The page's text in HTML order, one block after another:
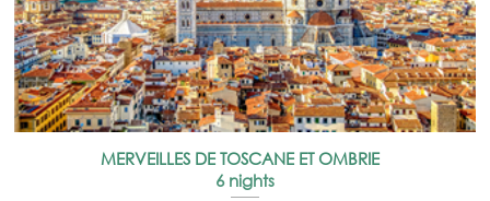
MERVEILLES DE TOSCANE ET OMBRIE
6 nights